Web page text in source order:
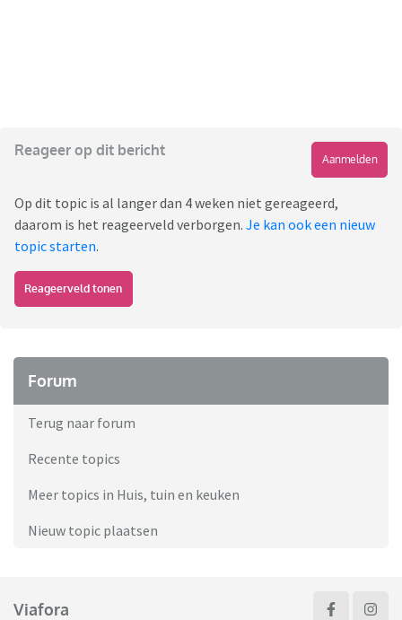
Reageer op dit bericht
Aanmelden
Op dit topic is al langer dan 4 weken niet gereageerd,
daarom is het reageerveld verborgen. Je kan ook een nieuw
topic starten.
Reageerveld tonen
Forum
Terug naar forum
Recente topics
Meer topics in Huis, tuin en keuken
Nieuw topic plaatsen
Viafora